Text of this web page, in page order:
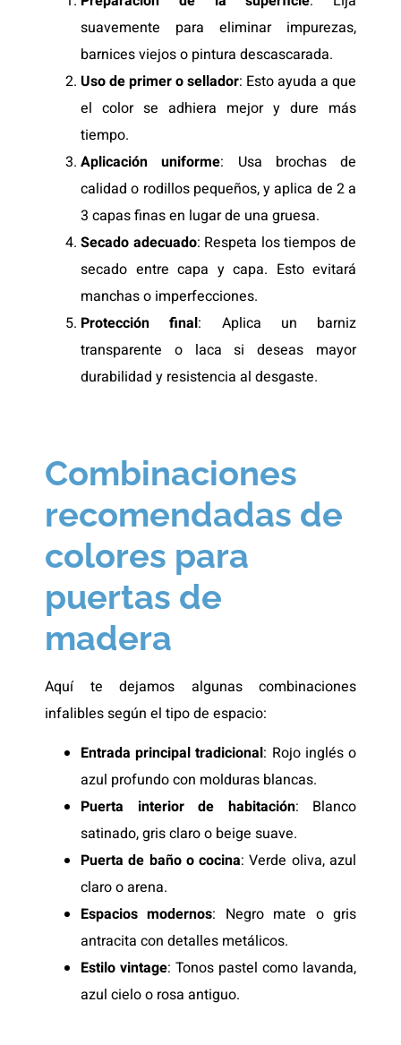
suavemente para eliminar impurezas,
barnices viejos o pintura descascarada.
Uso de primer o sellador: Esto ayuda a que
el color se adhiera mejor y dure más
tiempo.
Aplicación uniforme: Usa brochas de
calidad o rodillos pequeños, y aplica de 2 a
3 capas finas en lugar de una gruesa.
Secado adecuado: Respeta los tiempos de
secado entre capa y capa. Esto evitará
manchas o imperfecciones.
Protección final: Aplica un barniz
transparente o laca si deseas mayor
durabilidad y resistencia al desgaste.
Combinaciones
recomendadas de
colores para
puertas de
madera
Aquí te dejamos algunas combinaciones
infalibles según el tipo de espacio:
Entrada principal tradicional: Rojo inglés o
azul profundo con molduras blancas.
Puerta interior de habitación: Blanco
satinado, gris claro o beige suave.
Puerta de baño o cocina: Verde oliva, azul
claro o arena.
Espacios modernos: Negro mate o gris
antracita con detalles metálicos.
Estilo vintage: Tonos pastel como lavanda,
azul cielo o rosa antiguo.